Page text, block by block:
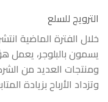
الترويج للسلع
خلال الفترة الماضية
يسمون بالبلوجر، يعمل
ومنتجات العديد من
وتزداد الأرباح بزيادة